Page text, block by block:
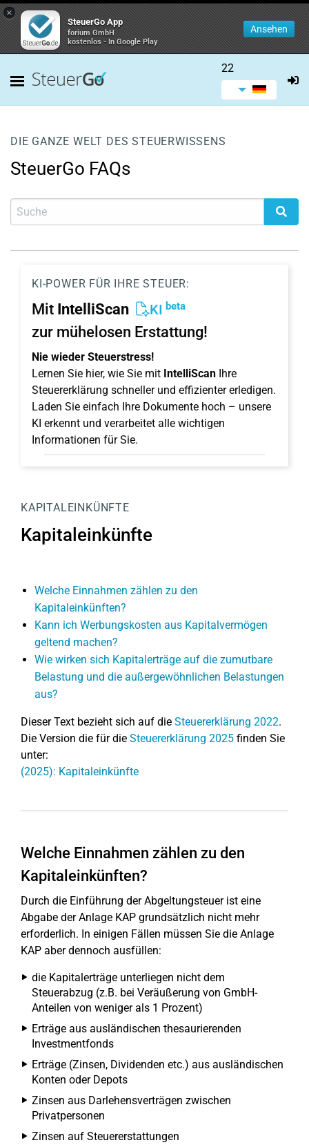
×
SteuerGo App
forium GmbH
kostenlos - In Google Play
Ansehen
22
DIE GANZE WELT DES STEUERWISSENS
SteuerGo FAQs
KI-POWER FÜR IHRE STEUER:
Mit IntelliScan KI beta
zur mühelosen Erstattung!
Nie wieder Steuerstress!
Lernen Sie hier, wie Sie mit IntelliScan Ihre
Steuererklärung schneller und effizienter erledigen.
Laden Sie einfach Ihre Dokumente hoch – unsere
KI erkennt und verarbeitet alle wichtigen
Informationen für Sie.
KAPITALEINKÜNFTE
Kapitaleinkünfte
Welche Einnahmen zählen zu den
Kapitaleinkünften?
Kann ich Werbungskosten aus Kapitalvermögen
geltend machen?
Wie wirken sich Kapitalerträge auf die zumutbare
Belastung und die außergewöhnlichen Belastungen
aus?
Dieser Text bezieht sich auf die Steuererklärung 2022.
Die Version die für die Steuererklärung 2025 finden Sie
unter:
(2025): Kapitaleinkünfte
Welche Einnahmen zählen zu den
Kapitaleinkünften?
Durch die Einführung der Abgeltungsteuer ist eine
Abgabe der Anlage KAP grundsätzlich nicht mehr
erforderlich. In einigen Fällen müssen Sie die Anlage
KAP aber dennoch ausfüllen:
die Kapitalerträge unterliegen nicht dem
Steuerabzug (z.B. bei Veräußerung von GmbH-
Anteilen von weniger als 1 Prozent)
Erträge aus ausländischen thesaurierenden
Investmentfonds
Erträge (Zinsen, Dividenden etc.) aus ausländischen
Konten oder Depots
Zinsen aus Darlehensverträgen zwischen
Privatpersonen
Zinsen auf Steuererstattungen